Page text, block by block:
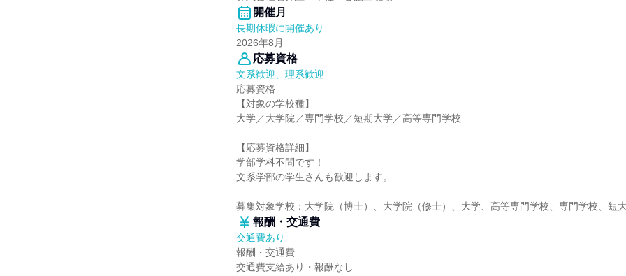
開催月
長期休暇に開催あり
2026年8月
応募資格
文系歓迎、理系歓迎
応募資格
【対象の学校種】
大学／大学院／専門学校／短期大学／高等専門学校
【応募資格詳細】
学部学科不問です！
文系学部の学生さんも歓迎します。
募集対象学校：大学院（博士）、大学院（修士）、大学、高等専門学校、専門学校、短大
報酬・交通費
交通費あり
報酬・交通費
交通費支給あり・報酬なし